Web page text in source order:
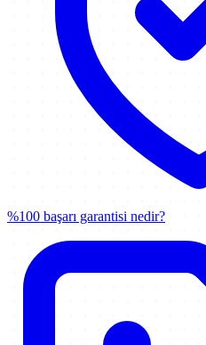
%100 başarı garantisi nedir?